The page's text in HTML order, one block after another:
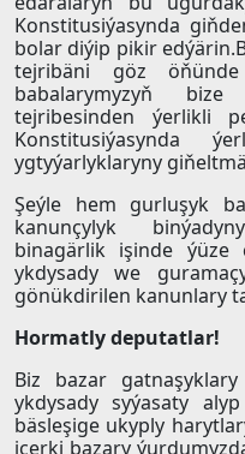
Konstitusiýasynda
bolar diýip pikir
tejribäni göz
babalarymyzyň
tejribesinden ýerlikli
Konstitusiýasynda
ygtyýarlyklaryny
Şeýle hem gurluşyk
kanunçylyk
binagärlik işinde ýüze
ykdysady we
gönükdirilen kanunlary
Hormatly deputatlar!
Biz bazar
ykdysady syýasaty
bäsleşige ukyply
içerki bazary